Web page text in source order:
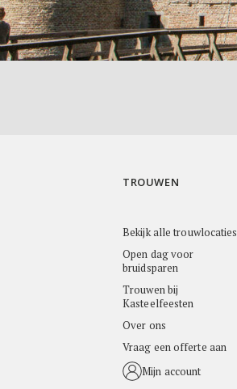
TROUWEN
Bekijk alle trouwlocaties
Open dag voor
bruidsparen
Trouwen bij
Kasteelfeesten
Over ons
Vraag een offerte aan
Mijn account